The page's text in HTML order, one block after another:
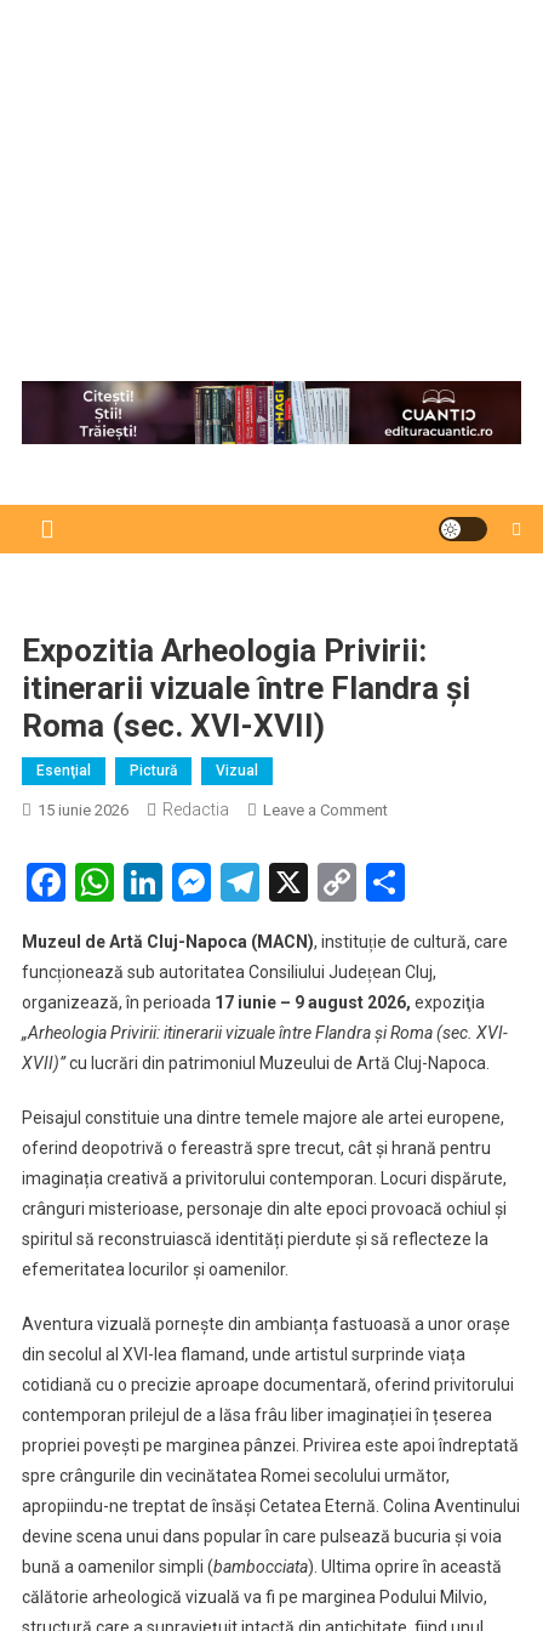
Expozitia Arheologia Privirii:
itinerarii vizuale între Flandra și
Roma (sec. XVI-XVII)
Esenţial Pictură Vizual
15 iunie 2026 Redactia Leave a Commenton
Arheologia
Privirii:
vizuale
între
Flandra
și
Roma
XVI-
XVII)
Facebook
WhatsApp
LinkedIn
Messenger
Telegram
X Copy
Muzeul de Artă Cluj-Napoca (MACN), instituție de cultură, care
funcționează sub autoritatea Consiliului Județean Cluj,
organizează, în perioada 17 iunie – 9 august 2026, expoziţia
„Arheologia Privirii: itinerarii vizuale între Flandra și Roma (sec. XVI-
XVII)”cu lucrări din patrimoniul Muzeului de Artă Cluj-Napoca.
Peisajul constituie una dintre temele majore ale artei europene,
oferind deopotrivă o fereastră spre trecut, cât și hrană pentru
imaginația creativă a privitorului contemporan. Locuri dispărute,
crânguri misterioase, personaje din alte epoci provoacă ochiul și
spiritul să reconstruiască identități pierdute și să reflecteze la
efemeritatea locurilor și oamenilor.
Aventura vizuală pornește din ambianța fastuoasă a unor orașe
din secolul al XVI-lea flamand, unde artistul surprinde viața
cotidiană cu o precizie aproape documentară, oferind privitorului
contemporan prilejul de a lăsa frâu liber imaginației în țeserea
propriei povești pe marginea pânzei. Privirea este apoi îndreptată
spre crângurile din vecinătatea Romei secolului următor,
apropiindu-ne treptat de însăși Cetatea Eternă. Colina Aventinului
devine scena unui dans popular în care pulsează bucuria și voia
bună a oamenilor simpli (bambocciata). Ultima oprire în această
călătorie arheologică vizuală va fi pe marginea Podului Milvio,